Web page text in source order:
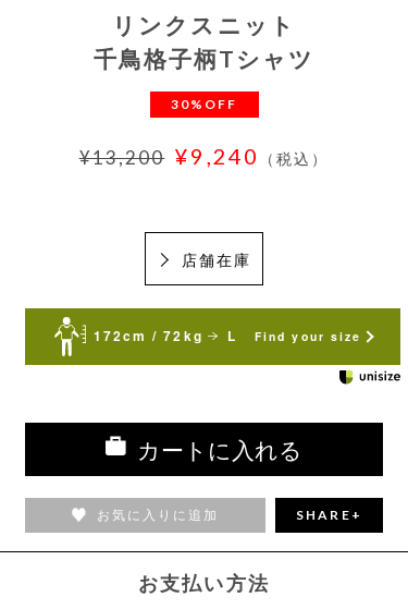
リンクスニット
千鳥格子柄Tシャツ
30%OFF
¥13,200 ¥9,240 （税込）
店舗在庫
172cm / 72kg L Find your size
カートに入れる
お気に入りに追加 SHARE+
お支払い方法